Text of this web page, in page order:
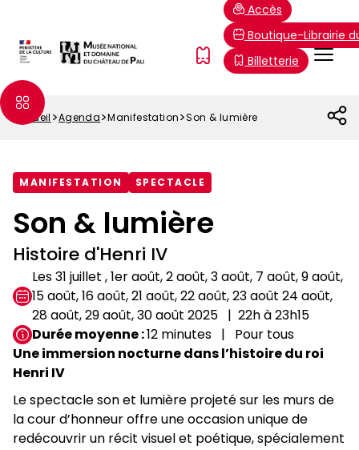
contenu
principal
Menu
FR
Accès
Boutique-Librairie
Billetterie
Fil
Accueil Agenda Manifestation Son & lumière
MANIFESTATION SPECTACLE
Son & lumière
Histoire d'Henri IV
Les 31 juillet , 1er août, 2 août, 3 août, 7 août, 9 août,
15 août, 16 août, 21 août, 22 août, 23 août 24 août,
28 août, 29 août, 30 août 2025
22h à 23h15
Durée moyenne 12 minutes
Pour tous
Une immersion nocturne dans l’histoire du roi
Henri IV
Le spectacle son et lumière projeté sur les murs de
la cour d’honneur offre une occasion unique de
redécouvrir un récit visuel et poétique, spécialement